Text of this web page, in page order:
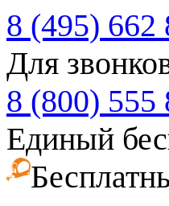
8 (495) 662
Для
8 (800) 555
Единый